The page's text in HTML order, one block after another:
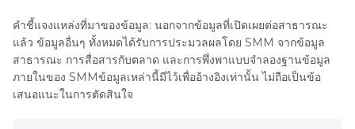
คำชี้แจงแหล่งที่มาของข้อมูล: นอกจากข้อมูลที่เปิดเผยต่อสาธารณะ
แล้ว ข้อมูลอื่นๆ ทั้งหมดได้รับการประมวลผลโดย SMM จากข้อมูล
สาธารณะ การสื่อสารกับตลาด และการพึ่งพาแบบจำลองฐานข้อมูล
ภายในของ SMMข้อมูลเหล่านี้มีไว้เพื่ออ้างอิงเท่านั้น ไม่ถือเป็นข้อ
เสนอแนะในการตัดสินใจ